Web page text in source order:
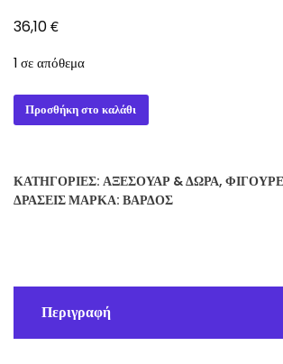
36,10€
1 σε απόθεμα
Dune
Figures
Προσθήκη στο καλάθι
ΚΑΤΗΓΟΡΊΕΣ: ΑΞΕΣΟΥΆΡ & ΔΏΡΑ,
ΔΡΆΣΕΙΣΜΆΡΚΑ: ΒΆΡΔΟΣ
Περιγραφή